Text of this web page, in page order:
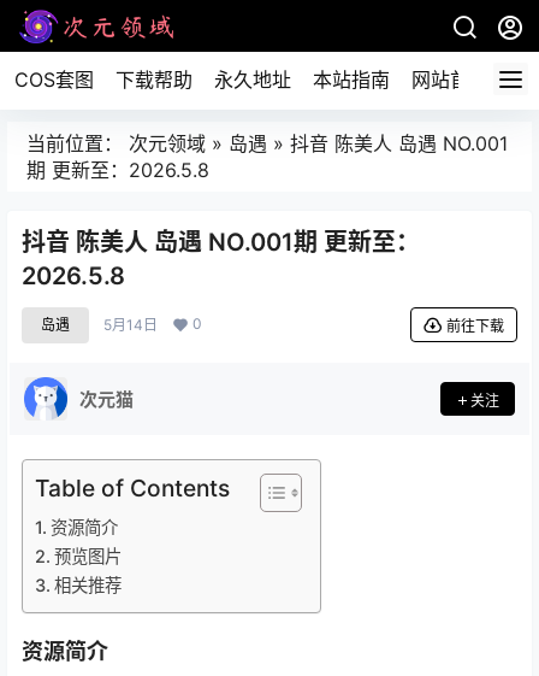
COS套图 下载帮助 永久地址 本站指南 网站首页
当前位置： 次元领域 » 岛遇 » 抖音 陈美人 岛遇 NO.001
期 更新至：2026.5.8
抖音 陈美人 岛遇 NO.001期 更新至：
2026.5.8
岛遇 5月14日 0 前往下载
次元猫 关注
Table of Contents
资源简介
预览图片
相关推荐
资源简介